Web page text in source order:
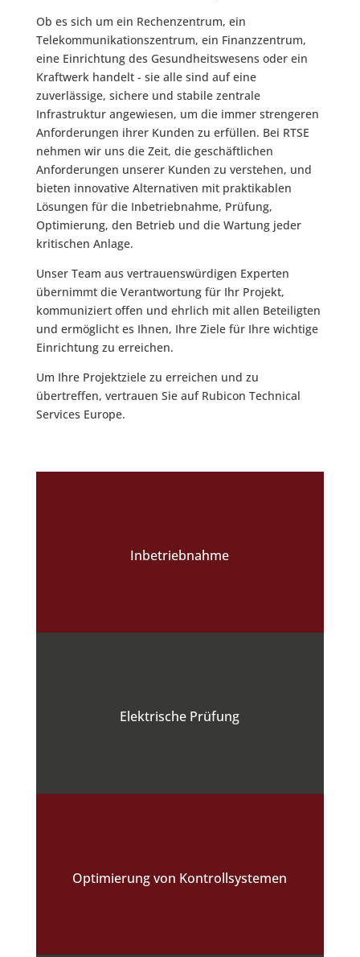
Ob es sich um ein Rechenzentrum, ein
Telekommunikationszentrum, ein Finanzzentrum,
eine Einrichtung des Gesundheitswesens oder ein
Kraftwerk handelt - sie alle sind auf eine
zuverlässige, sichere und stabile zentrale
Infrastruktur angewiesen, um die immer strengeren
Anforderungen ihrer Kunden zu erfüllen. Bei RTSE
nehmen wir uns die Zeit, die geschäftlichen
Anforderungen unserer Kunden zu verstehen, und
bieten innovative Alternativen mit praktikablen
Lösungen für die Inbetriebnahme, Prüfung,
Optimierung, den Betrieb und die Wartung jeder
kritischen Anlage.
Unser Team aus vertrauenswürdigen Experten
übernimmt die Verantwortung für Ihr Projekt,
kommuniziert offen und ehrlich mit allen Beteiligten
und ermöglicht es Ihnen, Ihre Ziele für Ihre wichtige
Einrichtung zu erreichen.
Um Ihre Projektziele zu erreichen und zu
übertreffen, vertrauen Sie auf Rubicon Technical
Services Europe.
Inbetriebnahme
Elektrische Prüfung
Optimierung von Kontrollsystemen